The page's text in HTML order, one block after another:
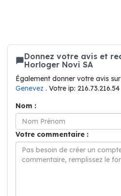
Donnez votre avis et
Horloger Novi SA
Également donner votre avis
Genevez . Votre ip: 216.73.216.54
Nom :
Votre commentaire :